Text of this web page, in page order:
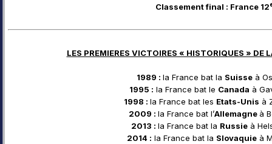
Classement final : France 12
LES PREMIERES VICTOIRES « HISTORIQUES » DE
1989 : la France bat la Suisseà
1995 : la France bat le Canada à
1998 : la France bat les Etats-Unis à
2009 : la France bat l’Allemagne à
2013 : la France bat la Russieà
2014 : la France bat la Slovaquie à